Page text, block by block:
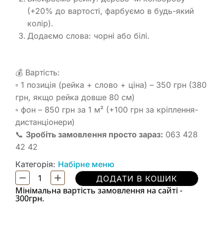
(+20% до вартості, фарбуємо в будь-який
колір).
Додаємо слова: чорні або білі.
💰 Вартість:
▫️ 1 позиція (рейка + слово + ціна) – 350 грн (380
грн, якщо рейка довше 80 см)
▫️ фон – 850 грн за 1 м² (+100 грн за кріплення-
дистанціонери)
📞 Зробіть замовлення просто зараз: 063 428
42 42
Категорія: Набірне меню
ДОДАТИ В КОШИК
Мінімальна вартість замовлення на сайті -
300грн.